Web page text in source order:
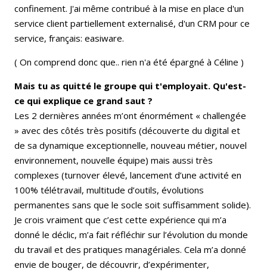
confinement. J'ai même contribué à la mise en place d'un
service client partiellement externalisé, d'un CRM pour ce
service, français: easiware.
( On comprend donc que.. rien n'a été épargné à Céline )
Mais tu as quitté le groupe qui t'employait. Qu'est-
ce qui explique ce grand saut ?
Les 2 dernières années m’ont énormément « challengée
» avec des côtés très positifs (découverte du digital et
de sa dynamique exceptionnelle, nouveau métier, nouvel
environnement, nouvelle équipe) mais aussi très
complexes (turnover élevé, lancement d’une activité en
100% télétravail, multitude d’outils, évolutions
permanentes sans que le socle soit suffisamment solide).
Je crois vraiment que c’est cette expérience qui m’a
donné le déclic, m’a fait réfléchir sur l’évolution du monde
du travail et des pratiques managériales. Cela m’a donné
envie de bouger, de découvrir, d’expérimenter,